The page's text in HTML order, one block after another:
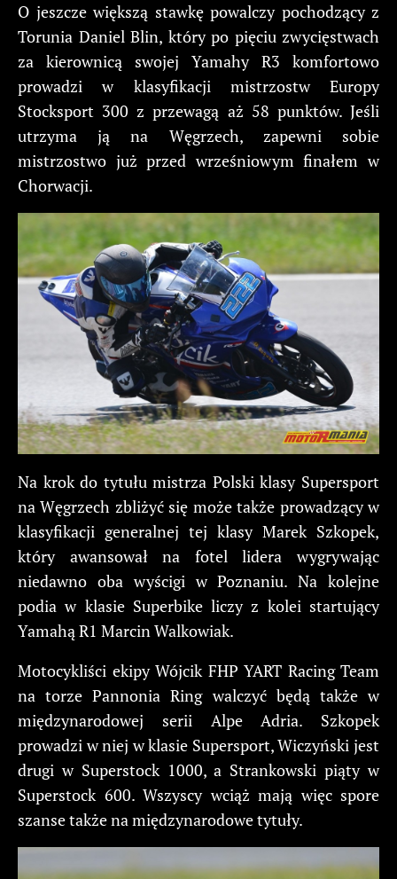
O jeszcze większą stawkę powalczy pochodzący z
Torunia Daniel Blin, który po pięciu zwycięstwach
za kierownicą swojej Yamahy R3 komfortowo
prowadzi w klasyfikacji mistrzostw Europy
Stocksport 300 z przewagą aż 58 punktów. Jeśli
utrzyma ją na Węgrzech, zapewni sobie
mistrzostwo już przed wrześniowym finałem w
Chorwacji.
Na krok do tytułu mistrza Polski klasy Supersport
na Węgrzech zbliżyć się może także prowadzący w
klasyfikacji generalnej tej klasy Marek Szkopek,
który awansował na fotel lidera wygrywając
niedawno oba wyścigi w Poznaniu. Na kolejne
podia w klasie Superbike liczy z kolei startujący
Yamahą R1 Marcin Walkowiak.
Motocykliści ekipy Wójcik FHP YART Racing Team
na torze Pannonia Ring walczyć będą także w
międzynarodowej serii Alpe Adria. Szkopek
prowadzi w niej w klasie Supersport, Wiczyński jest
drugi w Superstock 1000, a Strankowski piąty w
Superstock 600. Wszyscy wciąż mają więc spore
szanse także na międzynarodowe tytuły.